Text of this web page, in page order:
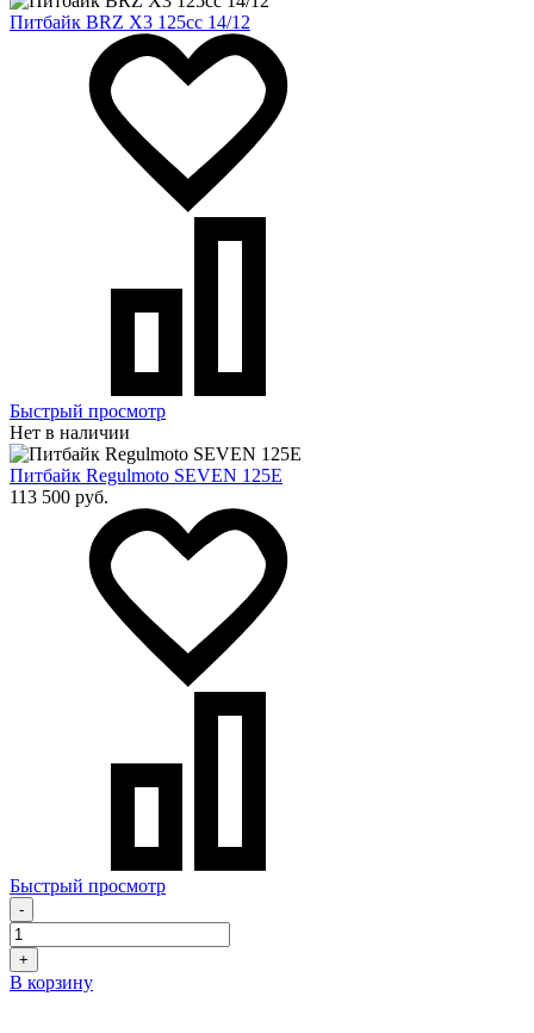
Питбайк BRZ X3 125cc 14/12
Быстрый просмотр
Нет в наличии
Питбайк Regulmoto SEVEN 125E
113 500 руб.
Быстрый просмотр
-
+
В корзину